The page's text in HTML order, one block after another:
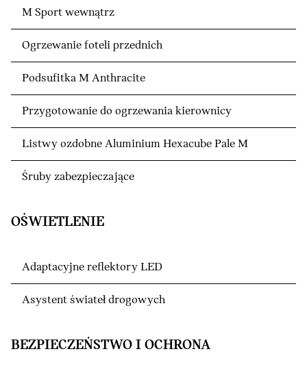
M Sport wewnątrz
Ogrzewanie foteli przednich
Podsufitka M Anthracite
Przygotowanie do ogrzewania kierownicy
Listwy ozdobne Aluminium Hexacube Pale M
Śruby zabezpieczające
OŚWIETLENIE
Adaptacyjne reflektory LED
Asystent świateł drogowych
BEZPIECZEŃSTWO I OCHRONA